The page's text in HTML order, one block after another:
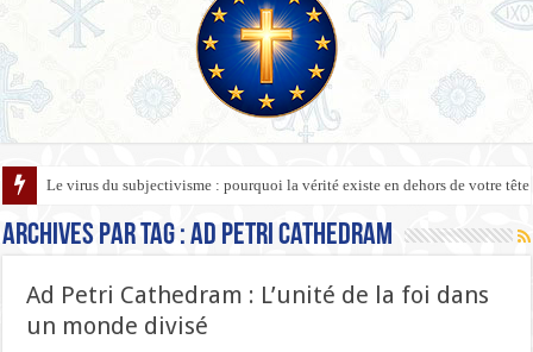
Le virus du subjectivisme : pourquoi la vérité existe en dehors de votre tête
Archives par tag :Ad Petri Cathedram
Ad Petri Cathedram : L’unité de la foi dans
un monde divisé